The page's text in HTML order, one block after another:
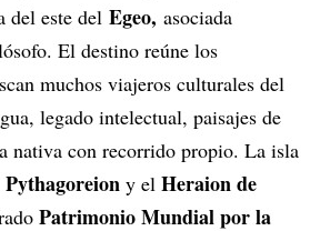
del este del Egeo, asociada
El destino reúne los
muchos viajeros culturales del
legado intelectual, paisajes de
nativa con recorrido propio. La isla
Pythagoreion y el Heraion de
Patrimonio Mundial por la